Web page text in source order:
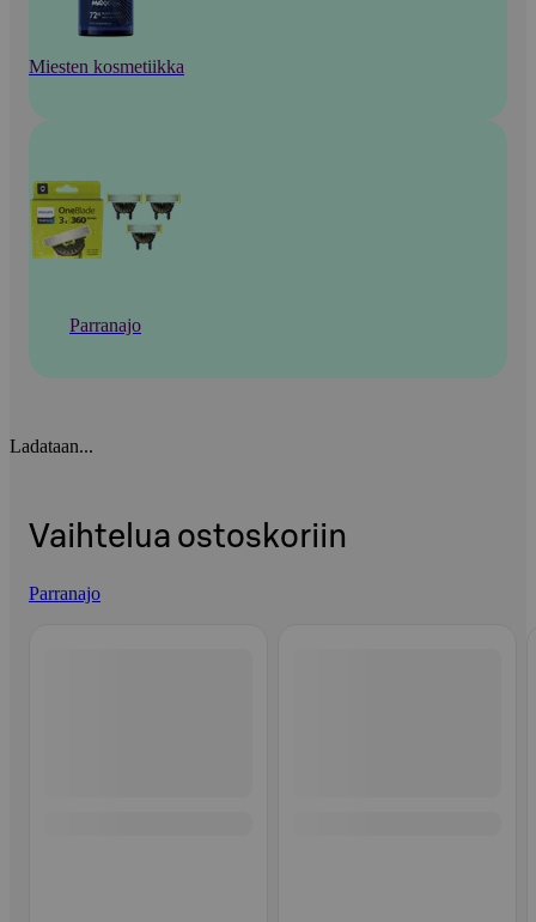
Miesten kosmetiikka
Parranajo
Ladataan...
Vaihtelua ostoskoriin
Parranajo